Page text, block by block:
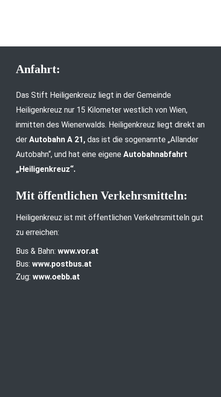
Anfahrt:
Das Stift Heiligenkreuz liegt in der Gemeinde
Heiligenkreuz nur 15 Kilometer westlich von Wien,
inmitten des Wienerwalds. Heiligenkreuz liegt direkt an
der Autobahn A 21, das ist die sogenannte „Allander
Autobahn“, und hat eine eigene Autobahnabfahrt
„Heiligenkreuz“.
Mit öffentlichen Verkehrsmitteln:
Heiligenkreuz ist mit öffentlichen Verkehrsmitteln gut
zu erreichen:
Bus & Bahn: www.vor.at
Bus: www.postbus.at
Zug: www.oebb.at